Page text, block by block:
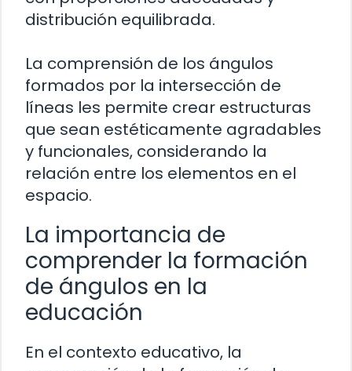
distribución equilibrada.
La comprensión de los ángulos
formados por la intersección de
líneas les permite crear estructuras
que sean estéticamente agradables
y funcionales, considerando la
relación entre los elementos en el
espacio.
La importancia de
comprender la formación
de ángulos en la
educación
En el contexto educativo, la